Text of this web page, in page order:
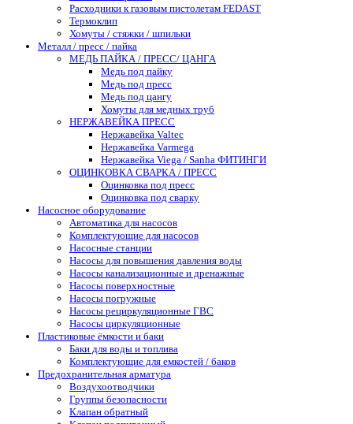
Расходники к газовым пистолетам FEDAST
Термоклип
Хомуты / стяжки / шпильки
Металл / пресс / пайка
МЕДЬ ПАЙКА / ПРЕСС/ ЦАНГА
Медь под пайку
Медь под пресс
Медь под цангу
Хомуты для медных труб
НЕРЖАВЕЙКА ПРЕСС
Нержавейка Valtec
Нержавейка Varmega
Нержавейка Viega / Sanha ФИТИНГИ
ОЦИНКОВКА СВАРКА / ПРЕСС
Оцинковка под пресс
Оцинковка под сварку
Насосное оборудование
Автоматика для насосов
Комплектующие для насосов
Насосные станции
Насосы для повышения давления воды
Насосы канализационные и дренажные
Насосы поверхностные
Насосы погружные
Насосы рециркуляционные ГВС
Насосы циркуляционные
Пластиковые ёмкости и баки
Баки для воды и топлива
Комплектующие для емкостей / баков
Предохранительная арматура
Воздухоотводчики
Группы безопасности
Клапан обратный